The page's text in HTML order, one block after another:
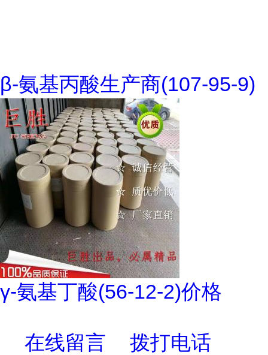
β-氨基丙酸生产商(107-95-9)
γ-氨基丁酸(56-12-2)价格
在线留言 拨打电话